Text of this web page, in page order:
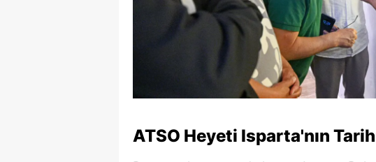
ATSO Heyeti Isparta'nın